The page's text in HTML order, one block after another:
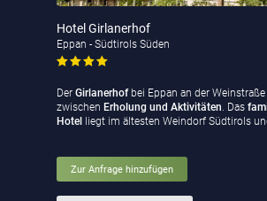
Hotel Girlanerhof
Eppan - Südtirols Süden
Der Girlanerhof bei Eppan an der
zwischen Erholung und Aktivitäten. Das
Hotel
liegt im ältesten Weindorf Südtirols
Zur Anfrage hinzufügen